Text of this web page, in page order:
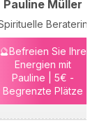
Pauline Müller
Beraterin
🔮Befreien Sie Ihre
Energien mit
Pauline | 5€ -
Begrenzte Plätze